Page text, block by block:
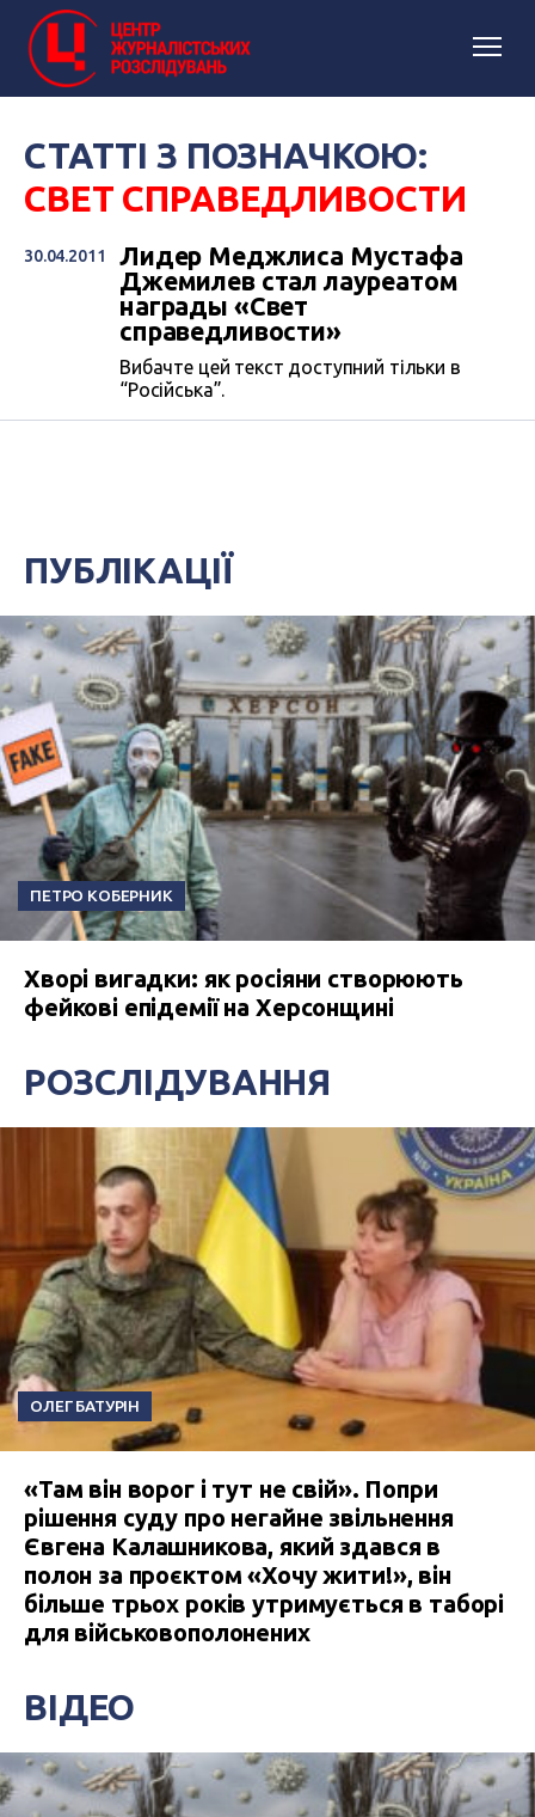
СТАТТІ З ПОЗНАЧКОЮ:
СВЕТ СПРАВЕДЛИВОСТИ
30.04.2011
Лидер Меджлиса Мустафа
Джемилев стал лауреатом
награды «Свет
справедливости»
Вибачте цей текст доступний тільки в
“Російська”.
ПУБЛІКАЦІЇ
ПЕТРО КОБЕРНИК
Хворі вигадки: як росіяни створюють
фейкові епідемії на Херсонщині
РОЗСЛІДУВАННЯ
ОЛЕГ БАТУРІН
«Там він ворог і тут не свій». Попри
рішення суду про негайне звільнення
Євгена Калашникова, який здався в
полон за проєктом «Хочу жити!», він
більше трьох років утримується в таборі
для військовополонених
ВІДЕО